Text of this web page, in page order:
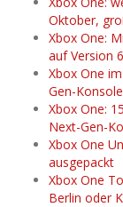
Oktober,
Xbox One:
auf Version
Xbox One
Gen-Konsole
Xbox One:
Next-Gen-
Xbox One
ausgepackt
Xbox One
Berlin oder